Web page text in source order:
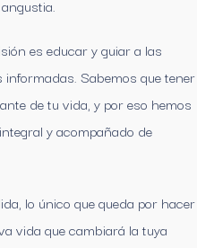
es educar y guiar a las
Sabemos que tener
de tu vida, y por eso hemos
y acompañado de
lo único que queda por hacer
vida que cambiará la tuya